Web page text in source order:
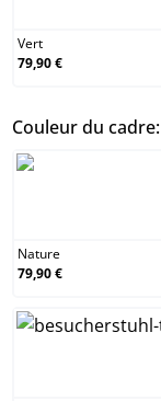
Vert
79,90 €
Couleur du cadre:
Nature
79,90 €